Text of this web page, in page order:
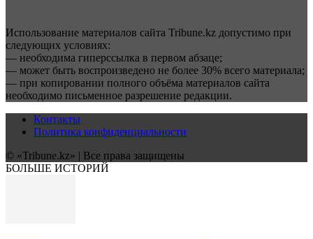
Использование материалов сайта Tribune.kz допустимо при
следующих условиях:
— необходима гиперссылка в первом абзаце;
— может быть воспроизведено не более 30% всего материала;
— при копировании полного объёма материалов сайта
необходимо письменное разрешение редакции.
Контакты
Политика конфиденциальности
© «Tribune.kz» | Все права защищены
БОЛЬШЕ ИСТОРИЙ